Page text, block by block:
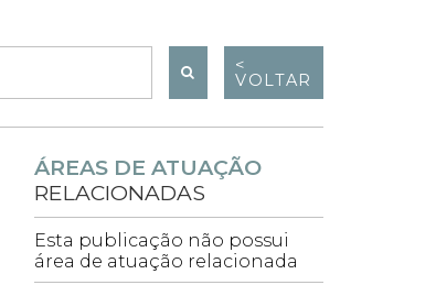
<
VOLTAR
ÁREAS DE ATUAÇÃO
RELACIONADAS
Esta publicação não possui
área de atuação relacionada